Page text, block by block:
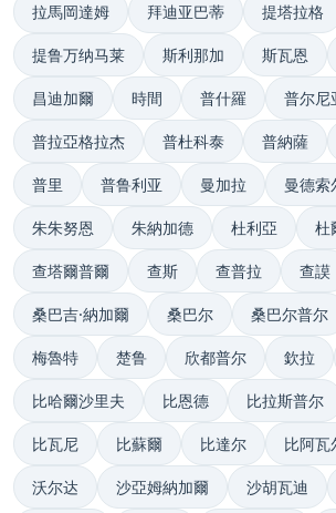
拉馬岡達姆 拜迪亚巴蒂 提塔拉格
提鲁万纳马莱 斯利那加 斯瓦恩
昌迪加爾 時間 普什羅 普尔尼
普拉亞格拉杰 普杜科泰 普納薩
普里 普鲁利亚 曼加拉 曼德索
朱朱努恩 朱納加德 杜利亞 杜
查塔爾普爾 查斯 查普拉 查謨
桑巴吉·納加爾 桑巴尔 桑巴尔普尔
梅魯特 楚鲁 欣都普尔 欽拉
比哈爾沙里夫 比恩德 比拉斯普尔
比瓦尼 比蘇爾 比達尔 比阿瓦
沃尔达 沙亞姆納加爾 沙胡瓦迪